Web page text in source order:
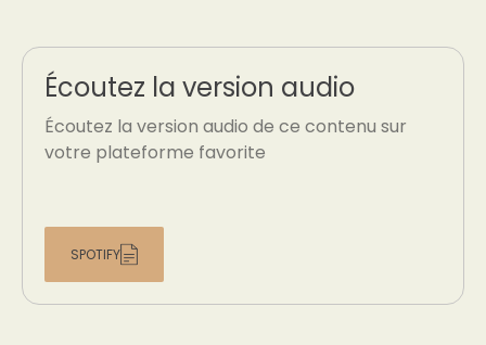
Écoutez la version audio
Écoutez la version audio de ce contenu sur
votre plateforme favorite
SPOTIFY